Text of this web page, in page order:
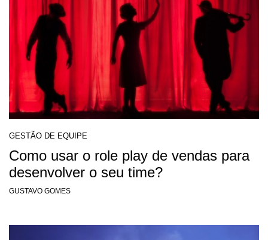
GESTÃO DE EQUIPE
Como usar o role play de vendas para
desenvolver o seu time?
GUSTAVO GOMES